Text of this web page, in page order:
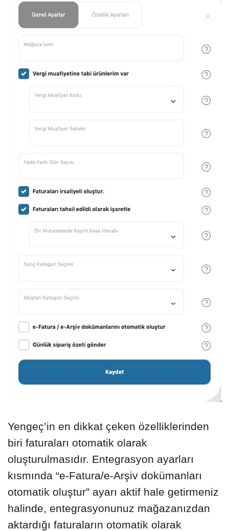
Yengeç’in en dikkat çeken özelliklerinden
biri faturaları otomatik olarak
oluşturulmasıdır. Entegrasyon ayarları
kısmında “e-Fatura/e-Arşiv dokümanları
otomatik oluştur” ayarı aktif hale getirmeniz
halinde, entegrasyonunuz mağazanızdan
aktardığı faturaların otomatik olarak